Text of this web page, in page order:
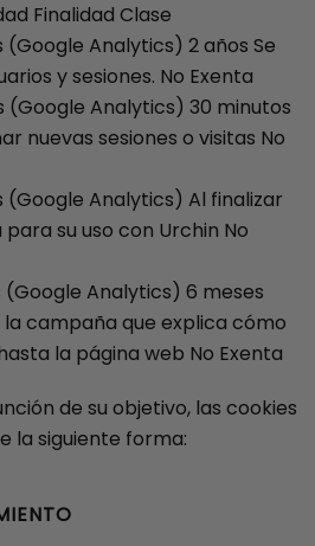
Finalidad Clase
Analytics) 2 años Se
y sesiones. No Exenta
(Google Analytics) 30 minutos
nuevas sesiones o visitas No
(Google Analytics) Al finalizar
su uso con Urchin No
(Google Analytics) 6 meses
campaña que explica cómo
la página web No Exenta
de su objetivo, las cookies
la siguiente forma: